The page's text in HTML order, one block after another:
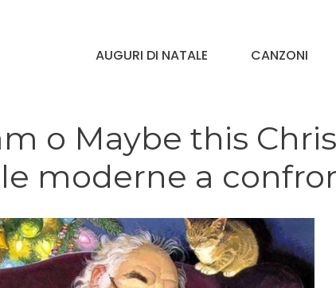
AUGURI DI NATALE CANZONI
o Maybe this
moderne a